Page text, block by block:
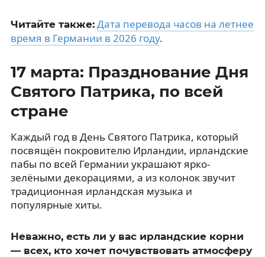
Читайте также: Дата перевода часов на летнее
время в Германии в 2026 году.
17 марта: Празднование Дня
Святого Патрика, по всей
стране
Каждый год в День Святого Патрика, который
посвящён покровителю Ирландии, ирландские
пабы по всей Германии украшают ярко-
зелёными декорациями, а из колонок звучит
традиционная ирландская музыка и
популярные хиты.
Неважно, есть ли у вас ирландские корни
— всех, кто хочет почувствовать атмосферу